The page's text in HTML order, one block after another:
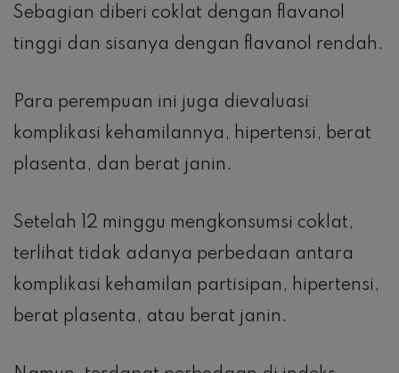
Sebagian diberi coklat dengan flavanol
tinggi dan sisanya dengan flavanol rendah.
Para perempuan ini juga dievaluasi
komplikasi kehamilannya, hipertensi, berat
plasenta, dan berat janin.
Setelah 12 minggu mengkonsumsi coklat,
terlihat tidak adanya perbedaan antara
komplikasi kehamilan partisipan, hipertensi,
berat plasenta, atau berat janin.